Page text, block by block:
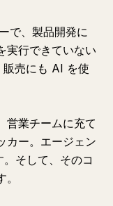
で、製品開発に
実行できていない
売にも AI を使
営業チームに充て
カー。エージェン
そして、そのコ